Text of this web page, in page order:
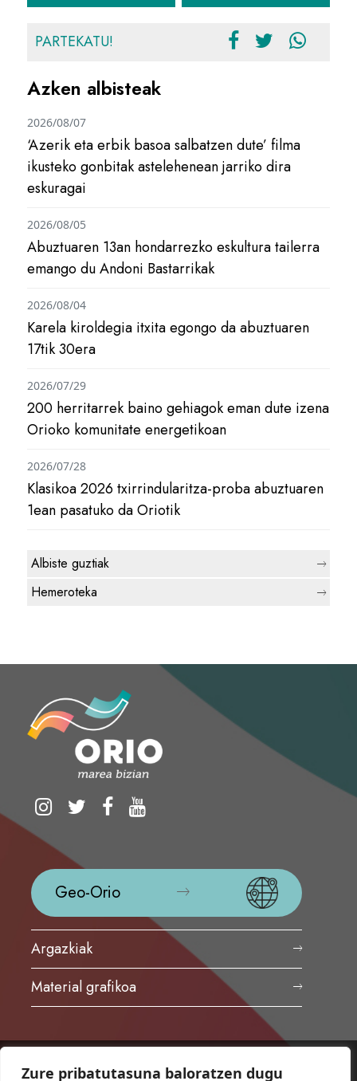
Zure pribatutasuna baloratzen dugu
PARTEKATU!
Azken albisteak
‘Azerik eta erbik basoa salbatzen dute’ filma
ikusteko gonbitak astelehenean jarriko dira
eskuragai
2026/08/07
Abuztuaren 13an hondarrezko eskultura tailerra
emango du Andoni Bastarrikak
2026/08/05
Karela kiroldegia itxita egongo da abuztuaren
17tik 30era
2026/08/04
200 herritarrek baino gehiagok eman dute izena
Orioko komunitate energetikoan
2026/07/29
Klasikoa 2026 txirrindularitza-proba abuztuaren
1ean pasatuko da Oriotik
2026/07/28
Albiste guztiak
Hemeroteka
Geo-Orio
Argazkiak
Material grafikoa
ORIOKO UDALA